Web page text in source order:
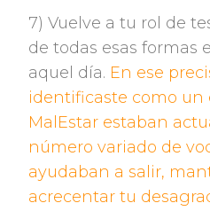
7) Vuelve a tu rol de
de todas esas formas
aquel día. En ese
identificaste como un
MalEstar estaban
número variado de
ayudaban a salir,
acrecentar tu